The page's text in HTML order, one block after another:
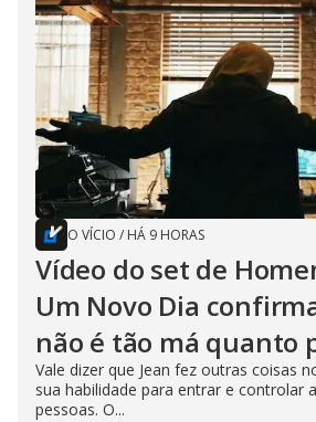
O VÍCIO / HÁ 9 HORAS
Vídeo do set de
Um Novo Dia
não é tão má quanto
Vale dizer que Jean fez outras coisas
sua habilidade para entrar e controlar
pessoas. O...